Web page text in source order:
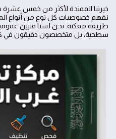
خبرتنا الممتدة لأكثر من خمس
نفهم خصوصيات كل نوع من أنواع
طريقة ممكنة. نحن لسنا فنيين
سطحية، بل متخصصون دقيقون في